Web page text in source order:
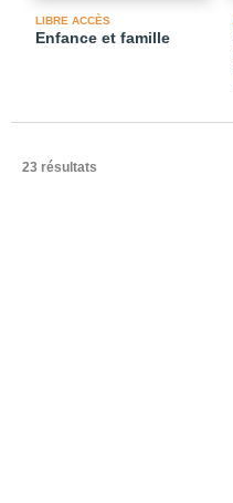
LIBRE ACCÈS
Enfance et famille
23 résultats